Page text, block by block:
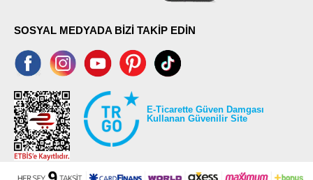
SOSYAL MEDYADA BİZİ TAKİP EDİN
E-Ticarette Güven Damgası
Kullanan Güvenilir Site